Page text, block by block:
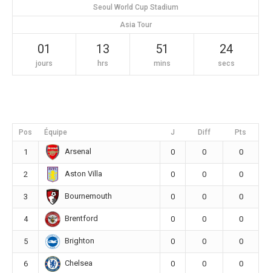
Seoul World Cup Stadium
Asia Tour
01
jours
13
hrs
51
mins
23
secs
Pos Équipe J Diff Pts
1 Arsenal 0 0 0
2 Aston Villa 0 0 0
3 Bournemouth 0 0 0
4 Brentford 0 0 0
5 Brighton 0 0 0
6 Chelsea 0 0 0